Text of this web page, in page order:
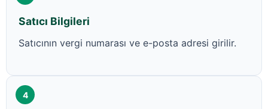
Satıcı Bilgileri
Satıcının vergi numarası ve e-posta adresi girilir.
4